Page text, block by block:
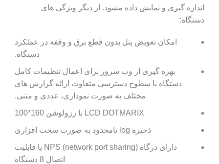
اندازه گیری و نمایش داده مشود. از دیگر ویژگی های
دستگاه:
امکان تعویض پنل بدون قطع برق و وقفه در عملکرد
دستگاه.
بهره گیری از وب سرور برای اعمال تنظیمات کامل
دستگاه با سطوح دسترسی متفاوت ارائه گزارش های
مختلف به صورت نموداری، عددی و متنی.
LCD DOTMARIX با رزولوشن 160*100
ذخیره log نامحدود به صورت سخت افزاری
دارای درگاه NPS (network port sharing) با قابلیت
اتصال 8 دستگاه